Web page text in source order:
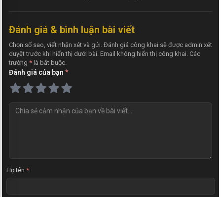
Đánh giá & bình luận bài viết
Chọn số sao, viết nhận xét và gửi. Đánh giá công khai sẽ được admin xét
duyệt trước khi hiển thị dưới bài. Email không hiển thị công khai. Các
trường * là bắt buộc.
Đánh giá của bạn *
Họ tên *